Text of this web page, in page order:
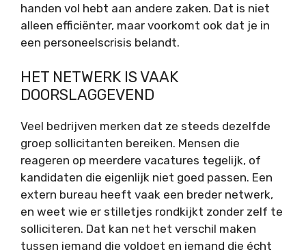
handen vol hebt aan andere zaken. Dat is niet
alleen efficiënter, maar voorkomt ook dat je in
een personeelscrisis belandt.
HET NETWERK IS VAAK
DOORSLAGGEVEND
Veel bedrijven merken dat ze steeds dezelfde
groep sollicitanten bereiken. Mensen die
reageren op meerdere vacatures tegelijk, of
kandidaten die eigenlijk niet goed passen. Een
extern bureau heeft vaak een breder netwerk,
en weet wie er stilletjes rondkijkt zonder zelf te
solliciteren. Dat kan net het verschil maken
tussen iemand die voldoet en iemand die écht